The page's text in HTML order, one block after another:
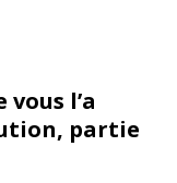
l’a
partie